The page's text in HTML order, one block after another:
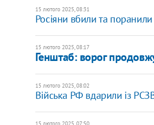
15 лютого 2025, 08:31
Росіяни вбили та
15 лютого 2025, 08:17
Генштаб: ворог
15 лютого 2025, 08:02
Війська РФ вдарили із